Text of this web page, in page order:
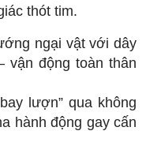
thót tim.
ngại vật với dây
vận động toàn thân
lượn” qua không
hành động gay cấn